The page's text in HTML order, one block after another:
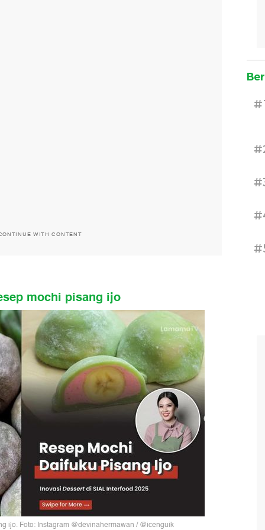
WITH CONTENT
mochi pisang ijo
ijo. Foto: Instagram @devinahermawan / @icenguik